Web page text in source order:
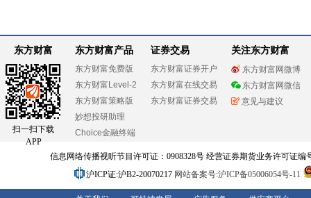
东方财富
扫一扫下载
APP
东方财富产品
东方财富免费版
东方财富Level-2
东方财富策略版
妙想投研助理
Choice金融终端
证券交易
东方财富证券开户
东方财富在线交易
东方财富证券交易
关注东方财富
东方财富网微博
东方财富网微信
意见与建议
信息网络传播视听节目许可证：0908328号 经营证券期货业务许可证编
沪ICP证:沪B2-20070217 网站备案号:沪ICP备05006054号-11